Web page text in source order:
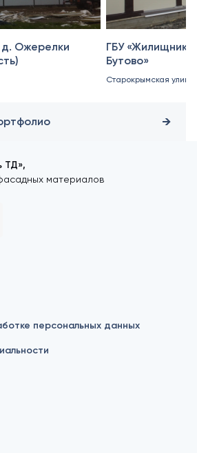
Ожерелки
ГБУ «Жилищник
Бутово»
Старокрымская улица,
ТД»,
материалов
персональных данных